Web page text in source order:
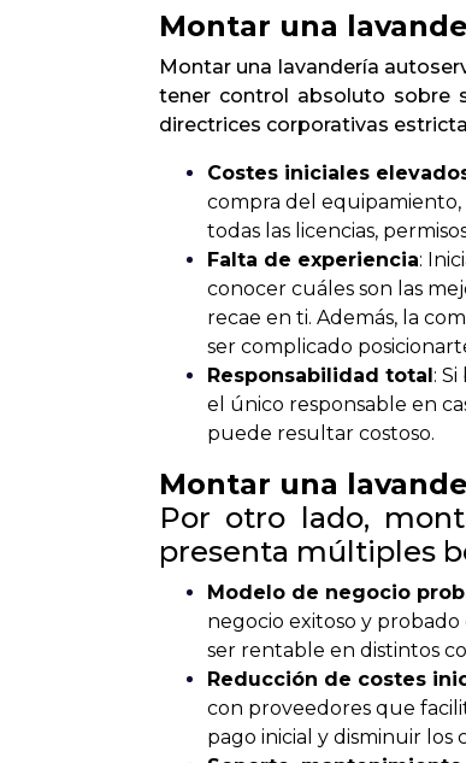
Montar una
Montar una lavandería
tener control absoluto sobre
directrices corporativas
Costes iniciales
compra del equipamiento,
todas las licencias,
Falta de experiencia:
conocer cuáles son las
recae en ti. Además, la
ser complicado
Responsabilidad total:
el único responsable en
puede resultar costoso.
Montar una
Por otro lado,
presenta múltiples
Modelo de negocio
negocio exitoso y
ser rentable en distintos
Reducción de costes
con proveedores que
pago inicial y disminuir los